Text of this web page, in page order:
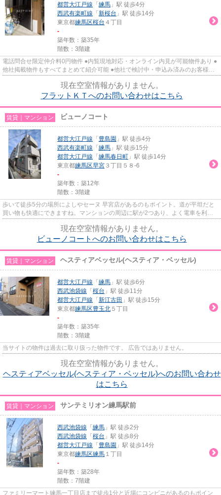
都営大江戸線 「 練馬 」駅 徒歩4分
西武有楽町線 「 新桜台 」駅 徒歩14分
東京都練馬区桜台 ４丁目
-
築年数：築35年
階数：3階建
電話問合せ限定仲介料0円物件 ●内覧現地対応・オンライン内見が可能物件あり ●
他社掲載物件もすべてまとめて紹介可能 ●他社で検討中・申込み済みのお客様、
現在空室情報がありません。
フラットＫＴへのお問い合わせはこちら
賃貸｜マンション ビューノコート
都営大江戸線 「 豊島園 」駅 徒歩4分
西武有楽町線 「 練馬 」駅 徒歩15分
都営大江戸線 「 練馬春日町 」駅 徒歩14分
東京都練馬区早宮 ３丁目５８-6
-
築年数：築12年
階数：3階建
歩いて徒歩5分の場所によしやセーヌ 早宮店があるのもポイント。道が平坦だと
買い物も快適にできますね。マンションの周辺に駅が2つあり、よく電車を利用
現在空室情報がありません。
ビューノコートへのお問い合わせはこちら
賃貸｜マンション ヘスティアベッセル(ヘスティア・ベッセル)
都営大江戸線 「 練馬 」駅 徒歩6分
西武池袋線 「 桜台 」駅 徒歩11分
都営大江戸線 「 新江古田 」駅 徒歩15分
東京都練馬区豊玉北 ５丁目
-
築年数：築35年
階数：3階建
当サイトの物件は過去に取り扱った物件です。 広告ではありません。
現在空室情報がありません。
ヘスティアベッセル(ヘスティア・ベッセル)へのお問い合わせ
はこちら
賃貸｜マンション サンテミリオン練馬駅前
西武池袋線 「 練馬 」駅 徒歩2分
西武池袋線 「 桜台 」駅 徒歩8分
都営大江戸線 「 豊島園 」駅 徒歩14分
東京都練馬区練馬 １丁目
-
築年数：築28年
階数：7階建
ファミリーマート練馬一丁目店まで徒歩1分と近場にコンビニがあるのもポイン